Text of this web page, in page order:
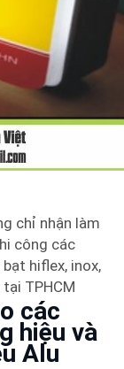
chỉ nhận làm
công các
hiflex, inox,
TPHCM
các
hiệu và
Alu